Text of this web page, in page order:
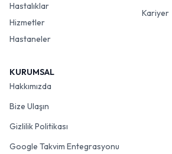
Hastalıklar
Hizmetler
Hastaneler
Kariyer
KURUMSAL
Hakkımızda
Bize Ulaşın
Gizlilik Politikası
Google Takvim Entegrasyonu